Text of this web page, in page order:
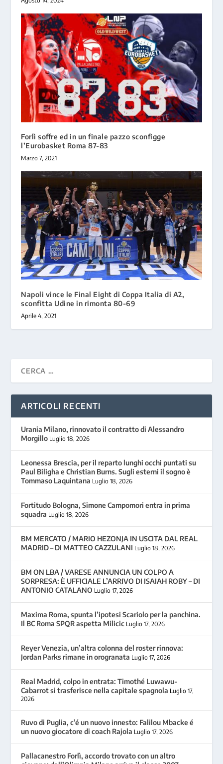
Forlì soffre ed in un finale pazzo sconfigge
l’Eurobasket Roma 87-83
Marzo 7, 2021
Napoli vince le Final Eight di Coppa Italia di A2,
sconfitta Udine in rimonta 80-69
Aprile 4, 2021
ARTICOLI RECENTI
Urania Milano, rinnovato il contratto di Alessandro
Morgillo Luglio 18, 2026
Leonessa Brescia, per il reparto lunghi occhi puntati su
Paul Biligha e Christian Burns. Sugli esterni il sogno è
Tommaso Laquintana Luglio 18, 2026
Fortitudo Bologna, Simone Campomori entra in prima
squadra Luglio 18, 2026
BM MERCATO / MARIO HEZONJA IN USCITA DAL REAL
MADRID – DI MATTEO CAZZULANI Luglio 18, 2026
BM ON LBA / VARESE ANNUNCIA UN COLPO A
SORPRESA: È UFFICIALE L’ARRIVO DI ISAIAH ROBY – DI
ANTONIO CATALANO Luglio 17, 2026
Maxima Roma, spunta l’ipotesi Scariolo per la panchina.
Il BC Roma SPQR aspetta Milicic Luglio 17, 2026
Reyer Venezia, un’altra colonna del roster rinnova:
Jordan Parks rimane in orogranata Luglio 17, 2026
Real Madrid, colpo in entrata: Timothé Luwawu-
Cabarrot si trasferisce nella capitale spagnola Luglio 17,
2026
Ruvo di Puglia, c’é un nuovo innesto: Falilou Mbacke é
un nuovo giocatore di coach Rajola Luglio 17, 2026
Pallacanestro Forlì, accordo trovato con un altro